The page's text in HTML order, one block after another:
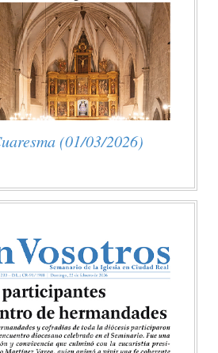
(01/03/2026)